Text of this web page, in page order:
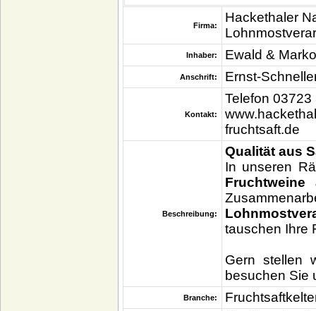
Firma:
Hackethaler
Inhaber: Ewald &
Anschrift: Ernst-
Kontakt:
Telefon
fruchtsaft.de
Beschreibung:
Qualität aus
In unseren
tauschen Ihre
Gern stellen
besuchen Sie
Branche: